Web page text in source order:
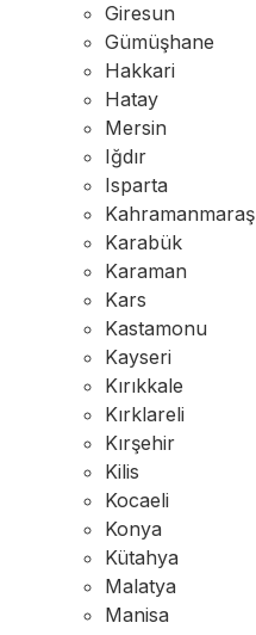
Giresun
Gümüşhane
Hakkari
Hatay
Mersin
Iğdır
Isparta
Kahramanmaraş
Karabük
Karaman
Kars
Kastamonu
Kayseri
Kırıkkale
Kırklareli
Kırşehir
Kilis
Kocaeli
Konya
Kütahya
Malatya
Manisa